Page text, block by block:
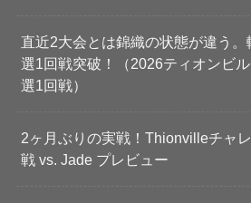
直近2大会とは錦織の状態が違う
選1回戦突破！（2026ティオンビ
選1回戦）
2ヶ月ぶりの実戦！Thionvilleチャ
戦 vs. Jade プレビュー